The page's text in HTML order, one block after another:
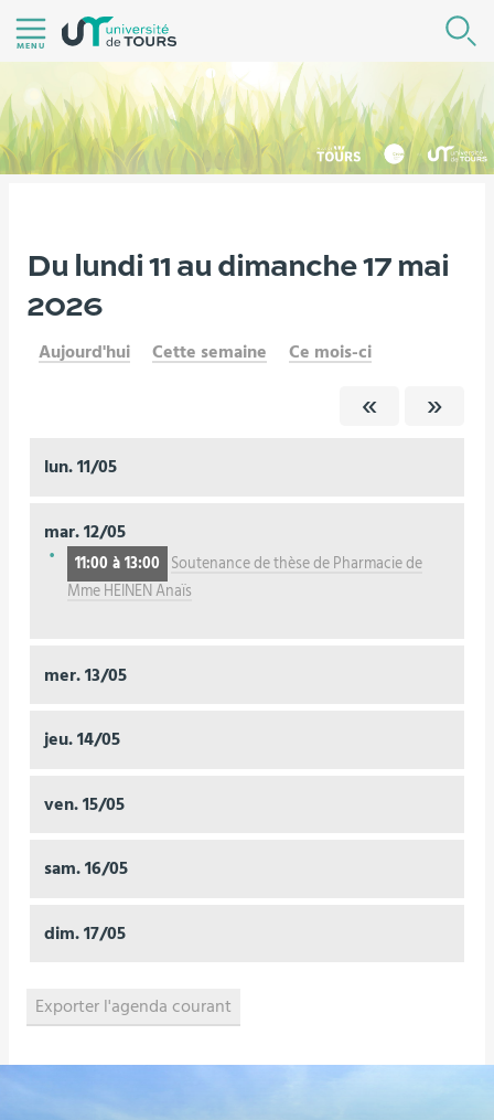
au
Navigation
|
Connexion
MENU
Vous
ici :
Version française Agenda
Du lundi 11 au dimanche 17 mai
2026
Aujourd'hui Cette semaine Ce mois-ci
lun. 11/05
mar. 12/05
11:00 à 13:00
Soutenance de thèse de Pharmacie de
Mme HEINEN Anaïs
mer. 13/05
jeu. 14/05
ven. 15/05
sam. 16/05
dim. 17/05
Exporter l'agenda courant